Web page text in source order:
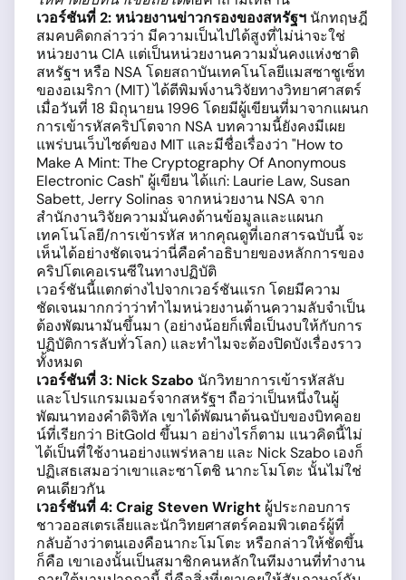
เวอร์ชันที่2: หน่วยงานข่าวกรองของสหรัฐฯ นักทฤษฎี
สมคบคิดกล่าวว่า มีความเป็นไปได้สูงที่ไม่น่าจะใช่
หน่วยงาน CIA แต่เป็นหน่วยงานความมั่นคงแห่งชาติ
สหรัฐฯ หรือ NSA โดยสถาบันเทคโนโลยีแมสซาชูเซ็ท
ของอเมริกา (MIT) ได้ตีพิมพ์งานวิจัยทางวิทยาศาสตร์
เมื่อวันที่ 18 มิถุนายน 1996 โดยมีผู้เขียนที่มาจากแผนก
การเข้ารหัสคริปโตจาก NSA บทความนี้ยังคงมีเผย
แพร่บนเว็บไซต์ของ MIT และมีชื่อเรื่องว่า "How to
Make A Mint: The Cryptography Of Anonymous
Electronic Cash" ผู้เขียน ได้แก่: Laurie Law, Susan
Sabett, Jerry Solinas จากหน่วยงาน NSA จาก
สำนักงานวิจัยความมั่นคงด้านข้อมูลและแผนก
เทคโนโลยี/การเข้ารหัส หากคุณดูที่เอกสารฉบับนี้ จะ
เห็นได้อย่างชัดเจนว่านี่คือคำอธิบายของหลักการของ
คริปโตเคอเรนซีในทางปฏิบัติ
เวอร์ชันนี้แตกต่างไปจากเวอร์ชันแรก โดยมีความ
ชัดเจนมากกว่าว่าทำไมหน่วยงานด้านความลับจำเป็น
ต้องพัฒนามันขึ้นมา (อย่างน้อยก็เพื่อเป็นงบให้กับการ
ปฏิบัติการลับทั่วโลก) และทำไมจะต้องปิดบังเรื่องราว
ทั้งหมด
เวอร์ชันที่3: Nick Szabo นักวิทยาการเข้ารหัสลับ
และโปรแกรมเมอร์จากสหรัฐฯ ถือว่าเป็นหนึ่งในผู้
พัฒนาทองคำดิจิทัล เขาได้พัฒนาต้นฉบับของบิทคอย
น์ที่เรียกว่า BitGold ขึ้นมา อย่างไรก็ตาม แนวคิดนี้ไม่
ได้เป็นที่ใช้งานอย่างแพร่หลาย และ Nick Szabo เองก็
ปฏิเสธเสมอว่าเขาและซาโตชิ นากะโมโตะ นั้นไม่ใช่
คนเดียวกัน
เวอร์ชันที่4:Craig Steven Wright ผู้ประกอบการ
ชาวออสเตรเลียและนักวิทยศาสตร์คอมพิวเตอร์ผู้ที่
กลับอ้างว่าตนเองคือนากะโมโตะ หรือกล่าวให้ชัดขึ้น
ก็คือ เขาเองนั้นเป็นสมาชิกคนหลักในทีมงานที่ทำงาน